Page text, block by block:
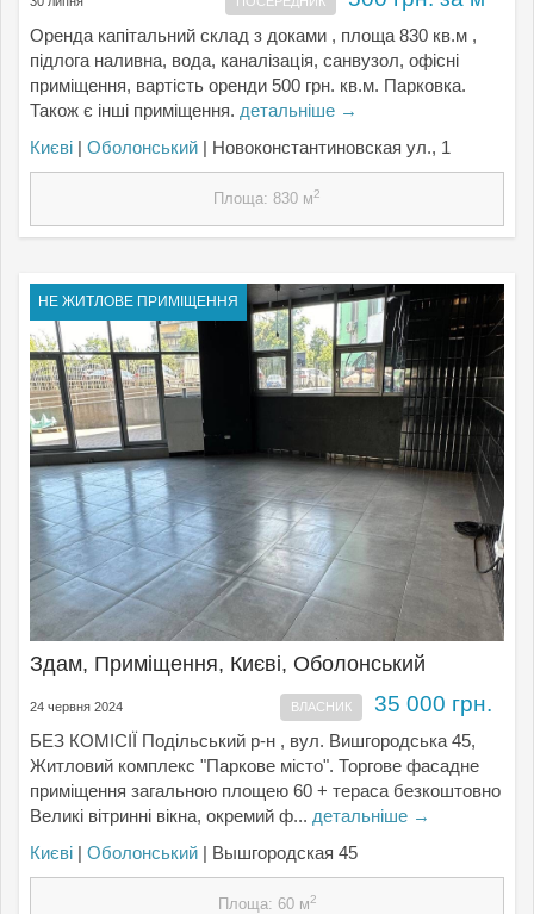
Оренда капітальний склад з доками , площа 830 кв.м ,
підлога наливна, вода, каналізація, санвузол, офісні
приміщення, вартість оренди 500 грн. кв.м. Парковка.
Також є інші приміщення. детальніше →
Києвi | Оболонський | Новоконстантиновская ул., 1
Площа: 830 м2
НЕ ЖИТЛОВЕ ПРИМІЩЕННЯ
Здам, Приміщення, Києвi, Оболонський
24 червня 2024 ВЛАСНИК 35 000 грн.
БЕЗ КОМІСІЇ Подільський р-н , вул. Вишгородська 45,
Житловий комплекс "Паркове місто". Торгове фасадне
приміщення загальною площею 60 + тераса безкоштовно
Великі вітринні вікна, окремий ф... детальніше →
Києвi | Оболонський | Вышгородская 45
Площа: 60 м2